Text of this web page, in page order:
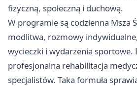
fizyczną, społeczną i duchową.
W programie są codzienna Msza
modlitwa, rozmowy
wycieczki i wydarzenia sportowe.
profesjonalna rehabilitacja
specjalistów. Taka formuła